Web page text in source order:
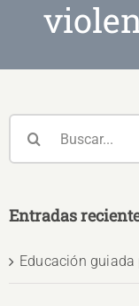
Entradas
Educación